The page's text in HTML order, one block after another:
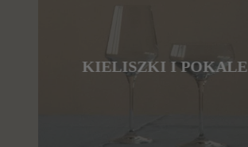
KIELISZKI I POKALE